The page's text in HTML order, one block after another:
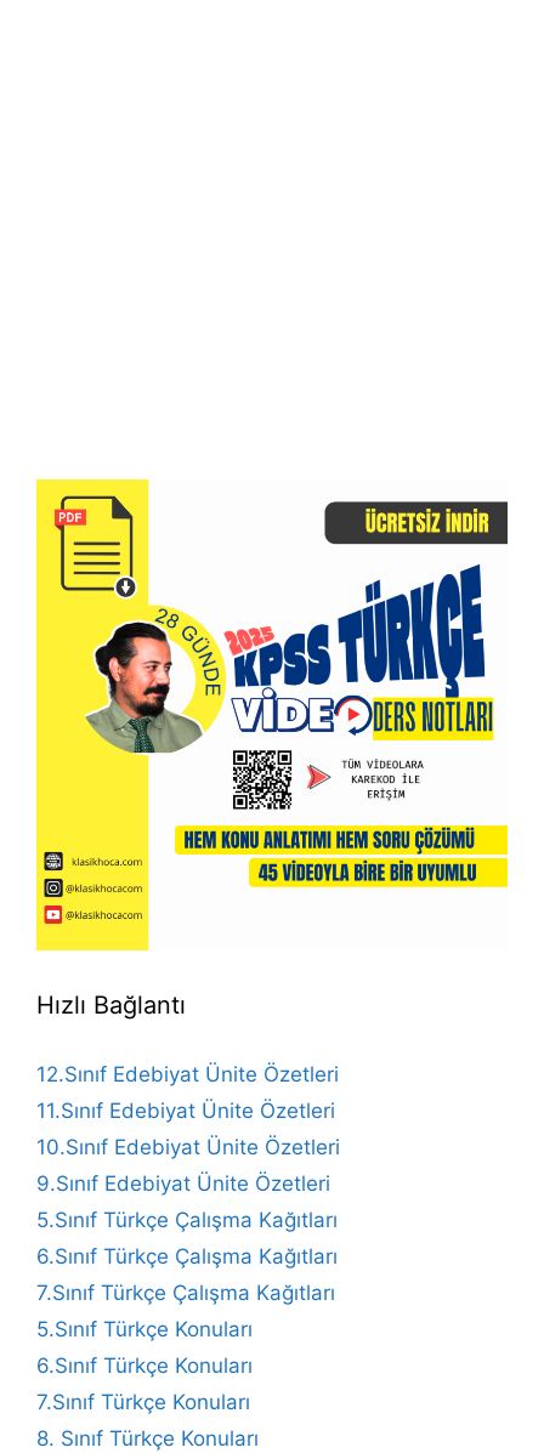
Hızlı Bağlantı
12.Sınıf Edebiyat Ünite Özetleri
11.Sınıf Edebiyat Ünite Özetleri
10.Sınıf Edebiyat Ünite Özetleri
9.Sınıf Edebiyat Ünite Özetleri
5.Sınıf Türkçe Çalışma Kağıtları
6.Sınıf Türkçe Çalışma Kağıtları
7.Sınıf Türkçe Çalışma Kağıtları
5.Sınıf Türkçe Konuları
6.Sınıf Türkçe Konuları
7.Sınıf Türkçe Konuları
8. Sınıf Türkçe Konuları